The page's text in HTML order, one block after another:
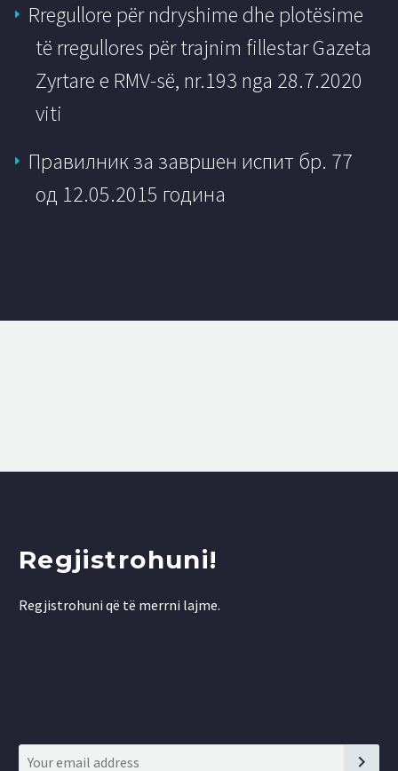
Rregullore për ndryshime dhe plotësime
të rregullores për trajnim fillestar Gazeta
Zyrtare e RMV-së, nr.193 nga 28.7.2020
viti
Правилник за завршен испит бр. 77
од 12.05.2015 година
Regjistrohuni!
Regjistrohuni që të merrni lajme.